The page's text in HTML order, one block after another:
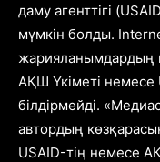
даму агенттігі
мүмкін болды.
жарияланымдардың
АҚШ Үкіметі немесе
білдірмейді.
автордың
USAID-тің немесе